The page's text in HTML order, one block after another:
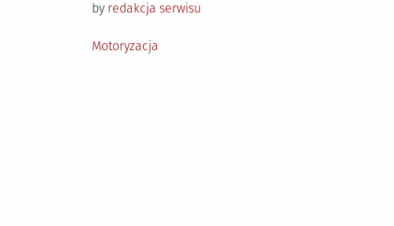
by redakcja serwisu
Posted
Motoryzacja